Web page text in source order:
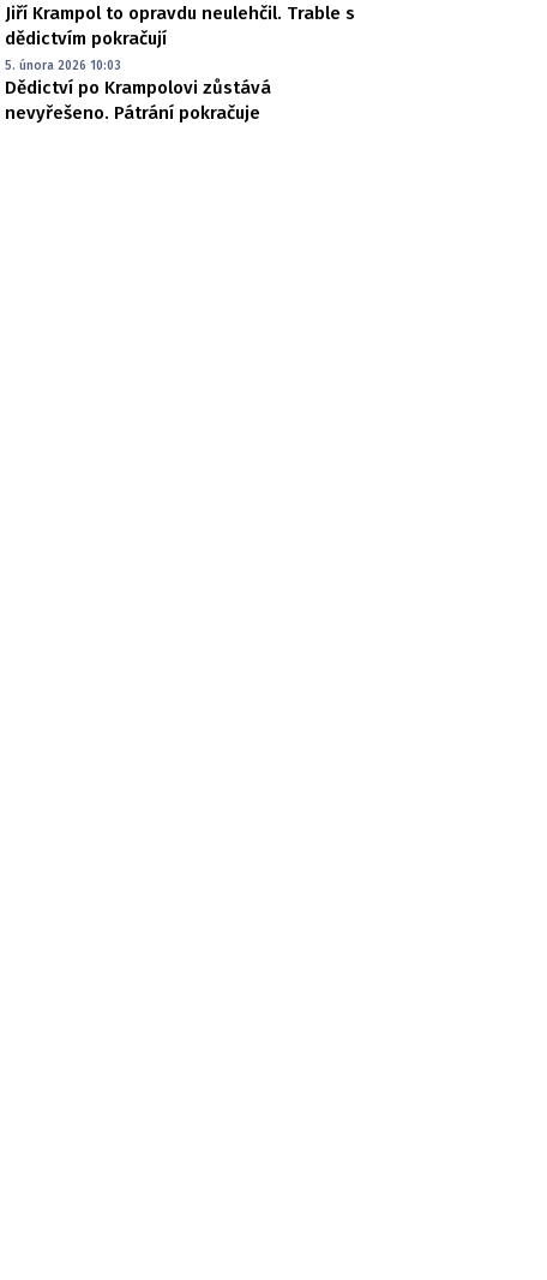
Jiří Krampol to opravdu neulehčil. Trable s
dědictvím pokračují
5. února 2026 10:03
Dědictví po Krampolovi zůstává
nevyřešeno. Pátrání pokračuje